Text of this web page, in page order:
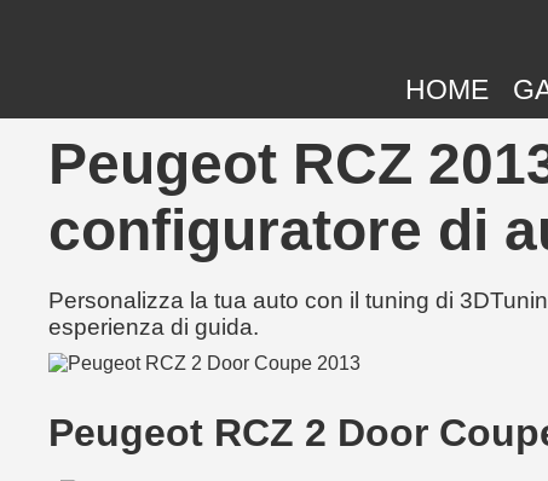
HOME
Peugeot RCZ
configuratore di
Personalizza la tua auto con il tuning di
esperienza di guida.
Peugeot RCZ 2 Door